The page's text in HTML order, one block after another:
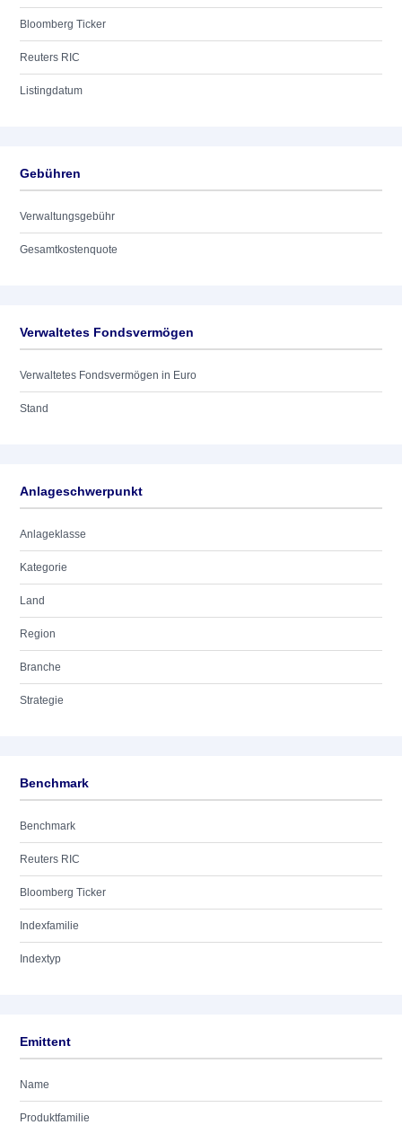
Bloomberg Ticker
Reuters RIC
Listingdatum
Gebühren
Verwaltungsgebühr
Gesamtkostenquote
Verwaltetes Fondsvermögen
Verwaltetes Fondsvermögen in Euro
Stand
Anlageschwerpunkt
Anlageklasse
Kategorie
Land
Region
Branche
Strategie
Benchmark
Benchmark
Reuters RIC
Bloomberg Ticker
Indexfamilie
Indextyp
Emittent
Name
Produktfamilie